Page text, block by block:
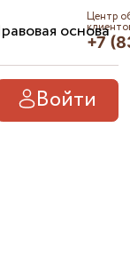
основа
Центр
+7
Войти